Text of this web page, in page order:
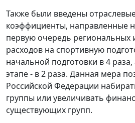
Также были введены
коэффициенты, направленные
первую очередь
расходов на спортивную
начальной подготовки в 4
этапе - в 2 раза. Данная мера
Российской Федерации
группы или увеличивать
существующих групп.